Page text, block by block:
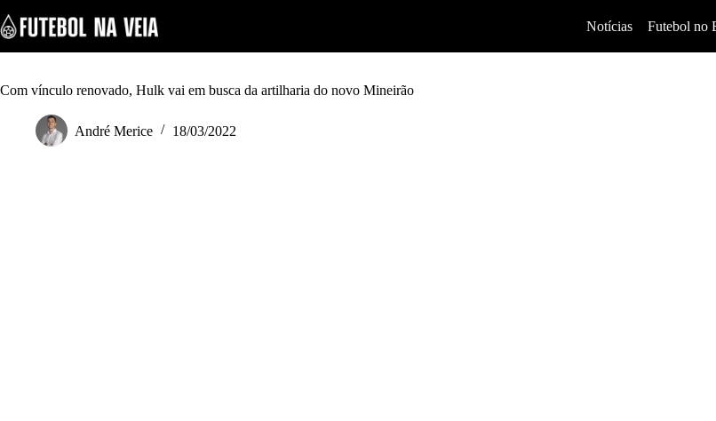
k
i
p
o
Notícias Futebol no
Com vínculo renovado, Hulk vai em busca da artilharia do novo Mineirão
André Merice 18/03/2022